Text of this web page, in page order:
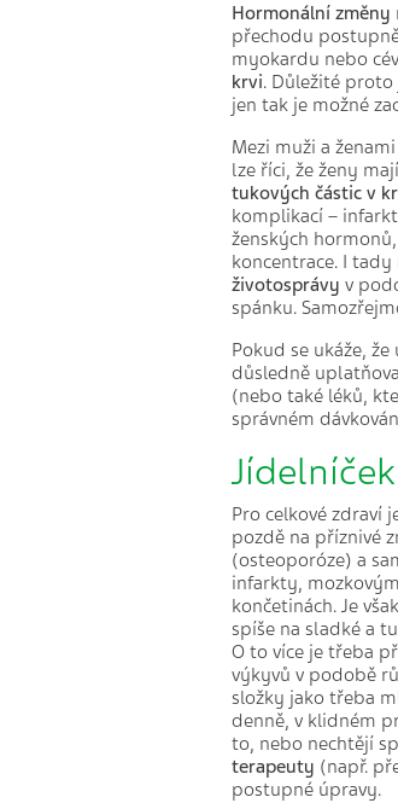
Hormonální změny
přechodu
myokardu nebo
krvi. Důležité
jen tak je možné
Mezi muži a
lze říci, že ženy
tukových částic v
komplikací –
ženských
koncentrace. I
životosprávy v
spánku.
Pokud se ukáže,
důsledně
(nebo také léků,
správném
Pro celkové zdraví
pozdě na příznivé
(osteoporóze) a
infarkty,
končetinách. Je
spíše na sladké a
O to více je třeba
výkyvů v podobě
složky jako třeba
denně, v klidném
to, nebo nechtějí
terapeuty (např.
postupné úpravy.